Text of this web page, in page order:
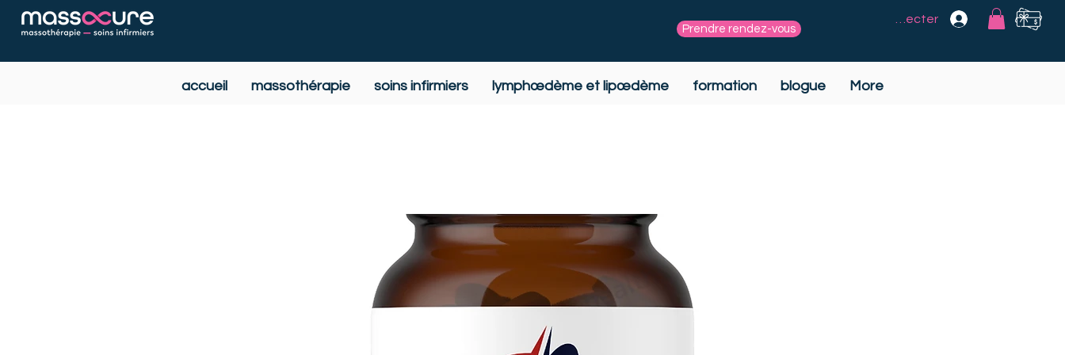
Prendre rendez-vous
Se connecter
accueil massothérapie soins infirmiers lymphœdème et lipœdème formation blogue More